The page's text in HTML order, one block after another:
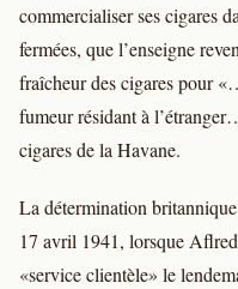
commercialiser ses cigares
fermées, que l’enseigne
fraîcheur des cigares pour
fumeur résidant à
cigares de la Havane.
La détermination
17 avril 1941, lorsque
«service clientèle» le